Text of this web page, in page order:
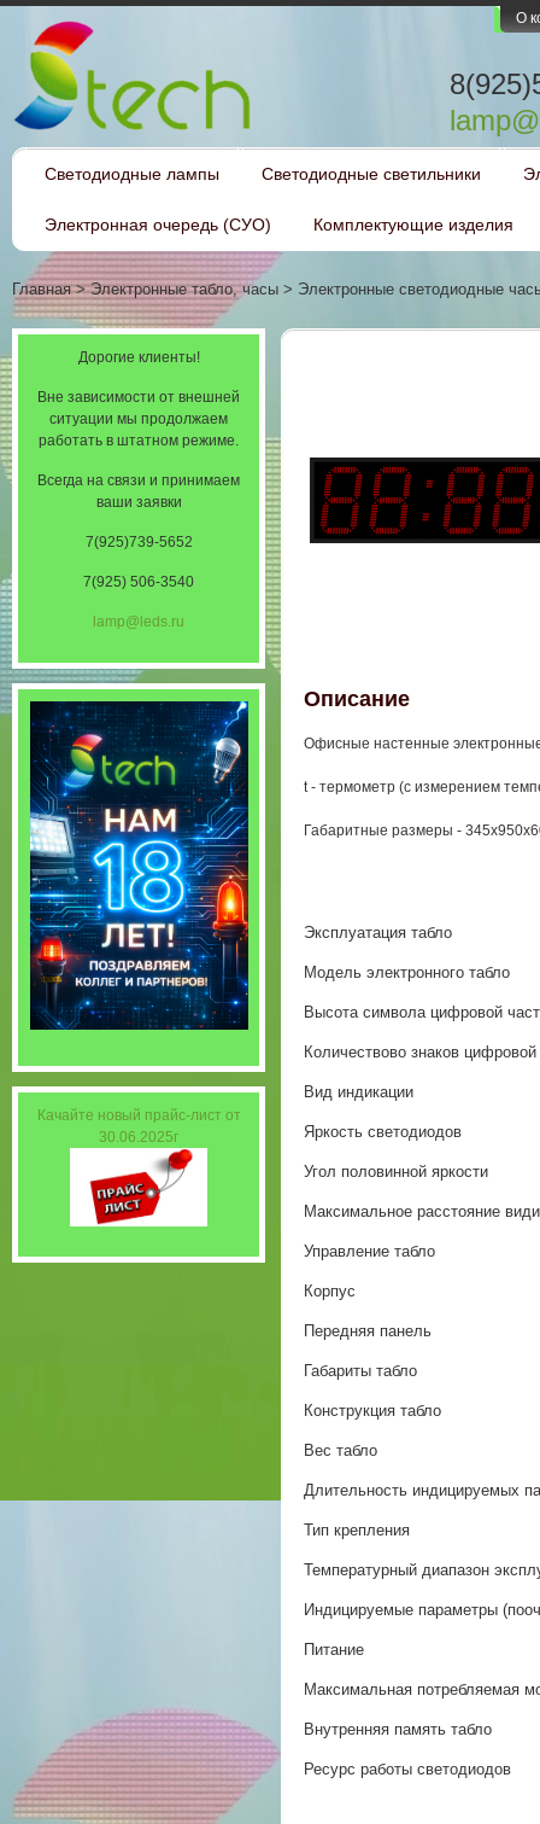
О
Светодиодные лампы Светодиодные светильники
Электронная очередь (СУО) Комплектующие изделия
Главная>Электронные табло, часы > Электронные светодиодные
Описание
Офисные настенные
t - термометр (с измерением
Габаритные размеры -
Эксплуатация табло
Модель электронного табло
Высота символа цифровой
Количествово знаков
Вид индикации
Яркость светодиодов
Угол половинной яркости
Максимальное расстояние
Управление табло
Корпус
Передняя панель
Габариты табло
Конструкция табло
Вес табло
Длительность индицируемых
Тип крепления
Температурный диапазон
Индицируемые параметры
Питание
Максимальная потребляемая
Внутренняя память табло
Ресурс работы светодиодов
Дорогие клиенты!
Вне зависимости от внешней
ситуации мы продолжаем
работать в штатном режиме.
Всегда на связи и принимаем
ваши заявки
7(925)739-5652
7(925) 506-3540
lamp@leds.ru
Качайте новый прайс-лист от
30.06.2025г